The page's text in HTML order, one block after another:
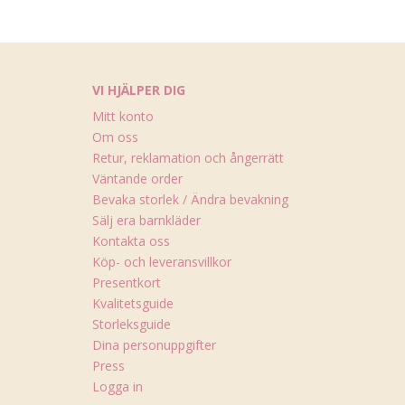
VI HJÄLPER DIG
Mitt konto
Om oss
Retur, reklamation och ångerrätt
Väntande order
Bevaka storlek / Ändra bevakning
Sälj era barnkläder
Kontakta oss
Köp- och leveransvillkor
Presentkort
Kvalitetsguide
Storleksguide
Dina personuppgifter
Press
Logga in